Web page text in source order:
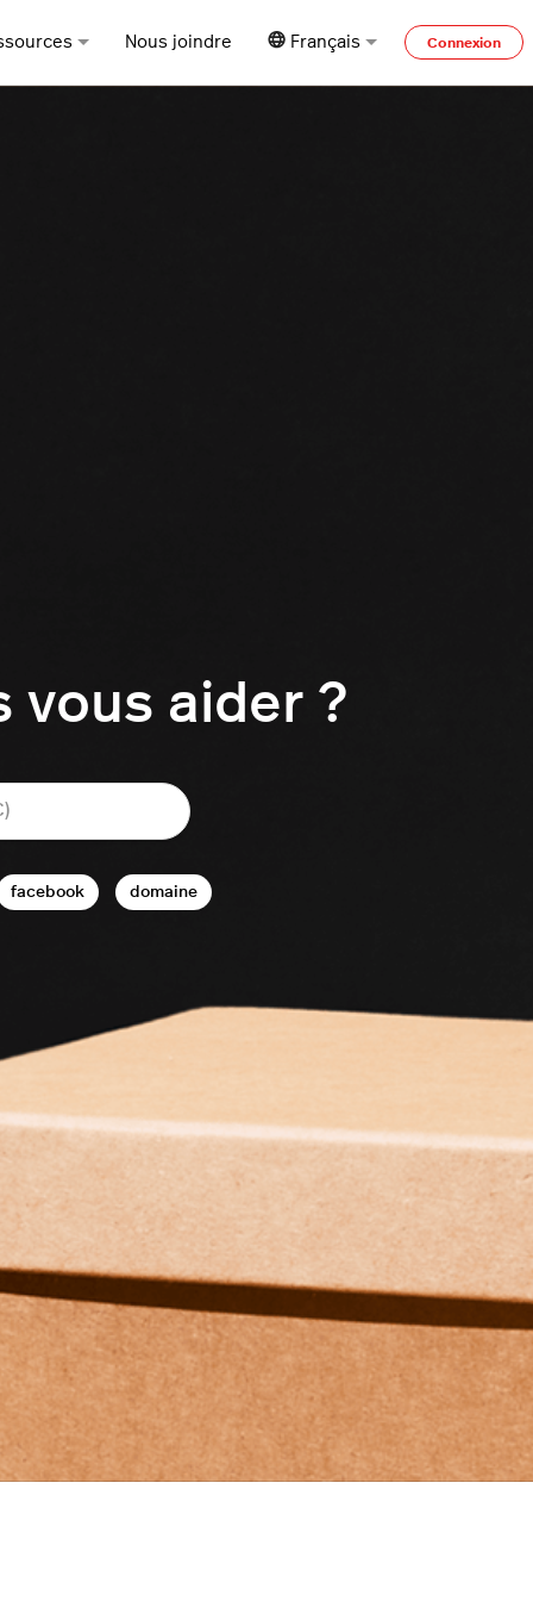
Nous joindre Français Connexion
vous aider ?
facebook domaine